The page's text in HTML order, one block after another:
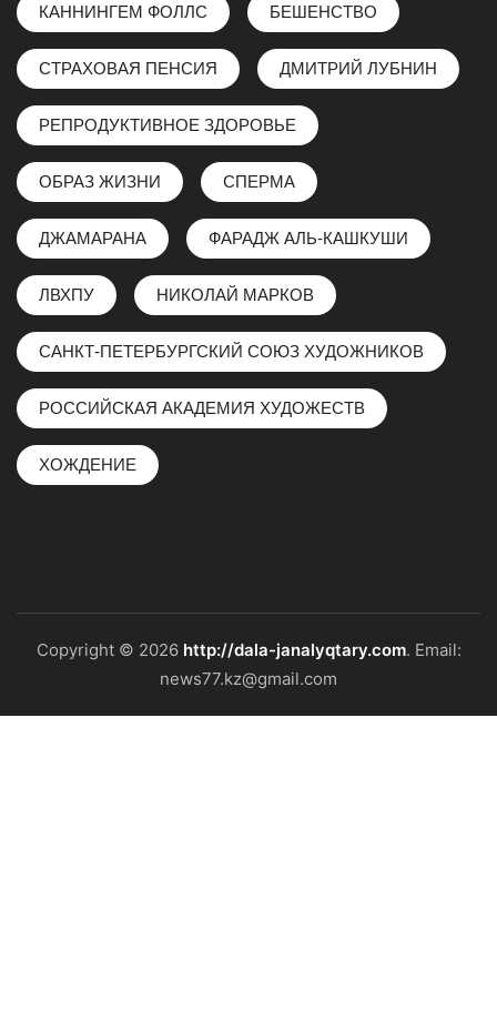
КАННИНГЕМ ФОЛЛС БЕШЕНСТВО
СТРАХОВАЯ ПЕНСИЯ ДМИТРИЙ ЛУБНИН
РЕПРОДУКТИВНОЕ ЗДОРОВЬЕ
ОБРАЗ ЖИЗНИ СПЕРМА
ДЖАМАРАНА ФАРАДЖ АЛЬ-КАШКУШИ
ЛВХПУ НИКОЛАЙ МАРКОВ
САНКТ-ПЕТЕРБУРГСКИЙ СОЮЗ ХУДОЖНИКОВ
РОССИЙСКАЯ АКАДЕМИЯ ХУДОЖЕСТВ
ХОЖДЕНИЕ
Copyright © 2026 http://dala-janalyqtary.com. Email:
news77.kz@gmail.com